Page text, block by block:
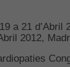
a 21 d’Abril
2012,